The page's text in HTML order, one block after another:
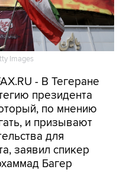
Images
- В Тегеране
президента
по мнению
и призывают
для
заявил спикер
Багер